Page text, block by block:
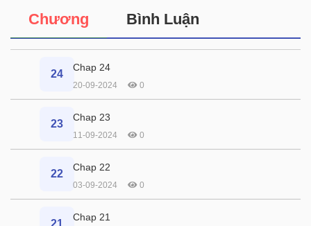
Chương Bình Luận
24
Chap 24
20-09-2024 0
23
Chap 23
11-09-2024 0
22
Chap 22
03-09-2024 0
21
Chap 21